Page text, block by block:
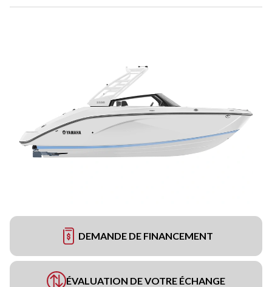
DEMANDE DE FINANCEMENT
ÉVALUATION DE VOTRE ÉCHANGE